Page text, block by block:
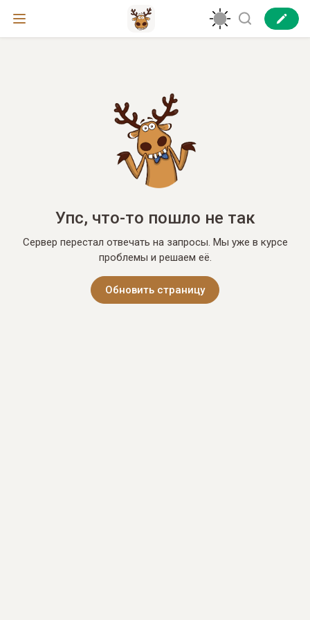
Упс, что-то пошло не так
Сервер перестал отвечать на запросы. Мы уже в курсе
проблемы и решаем её.
Обновить страницу